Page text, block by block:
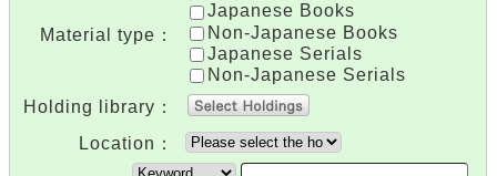
Material type：
Japanese Books
Non-Japanese Books
Japanese Serials
Non-Japanese Serials
Holding library：
Location：